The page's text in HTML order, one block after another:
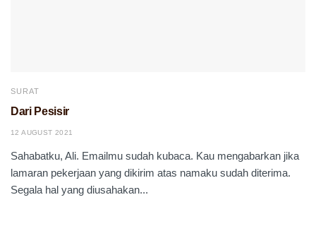
SURAT
Dari Pesisir
12 AUGUST 2021
Sahabatku, Ali. Emailmu sudah kubaca. Kau mengabarkan jika
lamaran pekerjaan yang dikirim atas namaku sudah diterima.
Segala hal yang diusahakan...